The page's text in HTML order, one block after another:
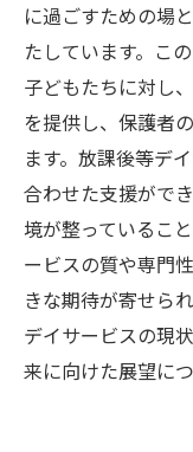
に過ごすための場
たしています。こ
子どもたちに対し
を提供し、保護者
ます。放課後等デ
合わせた支援がで
境が整っているこ
ービスの質や専門
きな期待が寄せら
デイサービスの現
来に向けた展望に